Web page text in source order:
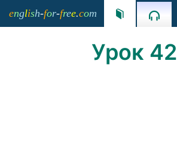
english-for-free.com  
Урок 42